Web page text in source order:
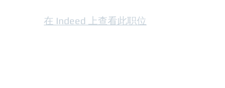
在 Indeed 上查看此职位